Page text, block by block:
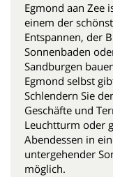
Egmond aan Zee
einem der
Entspannen, der
Sonnenbaden
Sandburgen
Egmond selbst
Schlendern Sie
Geschäfte und
Leuchtturm oder
Abendessen in
untergehender
möglich.